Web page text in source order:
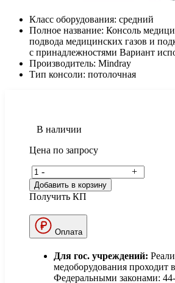
Класс оборудования: средний
Полное название: Консоль
подвода медицинских газов и
с принадлежностями Вариант
Производитель: Mindray
Тип консоли: потолочная
В наличии
Цена по запросу
- +
Добавить в корзину
Получить КП
Оплата
Для гос. учреждений:
медоборудования проходит
Федеральными законами: